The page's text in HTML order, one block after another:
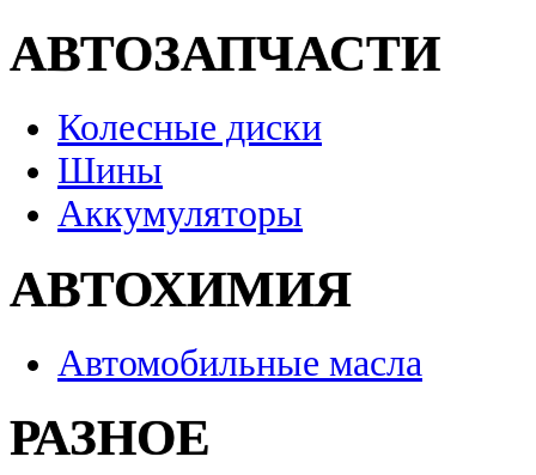
АВТОЗАПЧАСТИ
Колесные диски
Шины
Аккумуляторы
АВТОХИМИЯ
Автомобильные масла
РАЗНОЕ